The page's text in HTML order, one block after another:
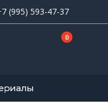
(995) 593-47-37
0